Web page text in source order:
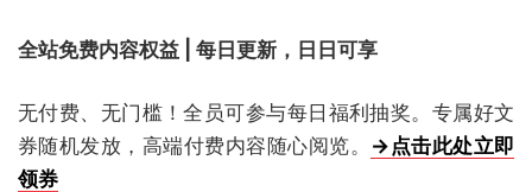
全站免费内容权益 | 每日更新，日日可享
无付费、无门槛！全员可参与每日福利抽奖。专属好文
券随机发放，高端付费内容随心阅览。 →点击此处立即
领券